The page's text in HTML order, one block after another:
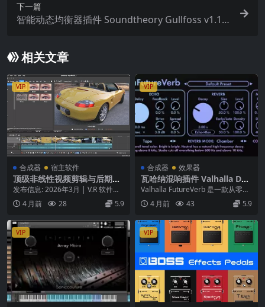
下一篇
智能动态均衡器插件 Soundtheory Gullfoss v1.11.
相关文章
VIP
合成器 宿主软件
顶级非线性视频剪辑与后期合
成工作站 BorisFX VEGAS Pr
o Ultimate 2026.0 – WiN
发布信息: 2026年3月 | V.R 软件类
型: 顶级非线性视频剪辑与后期合
成...4 月前 28 5.9
VIP
合成器 效果器
瓦哈纳混响插件 Valhalla DSP
Valhalla FutureVerb v1.0.0.
8 WiN
Valhalla FutureVerb 是一款从零开
始研发、旨在提供最透明、最真...
4 月前 43 5.9
VIP VIP